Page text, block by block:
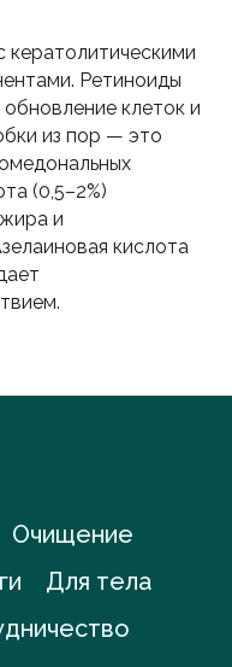
Ретиноиды
клеток и
из пор — это
(0,5–2%)
и
кислота
Очищение
Для тела